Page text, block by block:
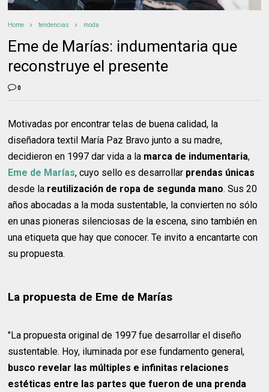
Home tendencias moda
Eme de Marías: indumentaria que
reconstruye el presente
0
Motivadas por encontrar telas de buena calidad, la
diseñadora textil María Paz Bravo junto a su madre,
decidieron en 1997 dar vida a la marca de indumentaria,
Eme de Marías, cuyo sello es desarrollar prendas únicas
desde la reutilización de ropa de segunda mano. Sus 20
años abocadas a la moda sustentable, la convierten no sólo
en unas pioneras silenciosas de la escena, sino también en
una etiqueta que hay que conocer. Te invito a encantarte con
su propuesta.
La propuesta de Eme de Marías
"La propuesta original de 1997 fue desarrollar el diseño
sustentable. Hoy, iluminada por ese fundamento general,
busco revelar las múltiples e infinitas relaciones
estéticas entre las partes que fueron de una prenda